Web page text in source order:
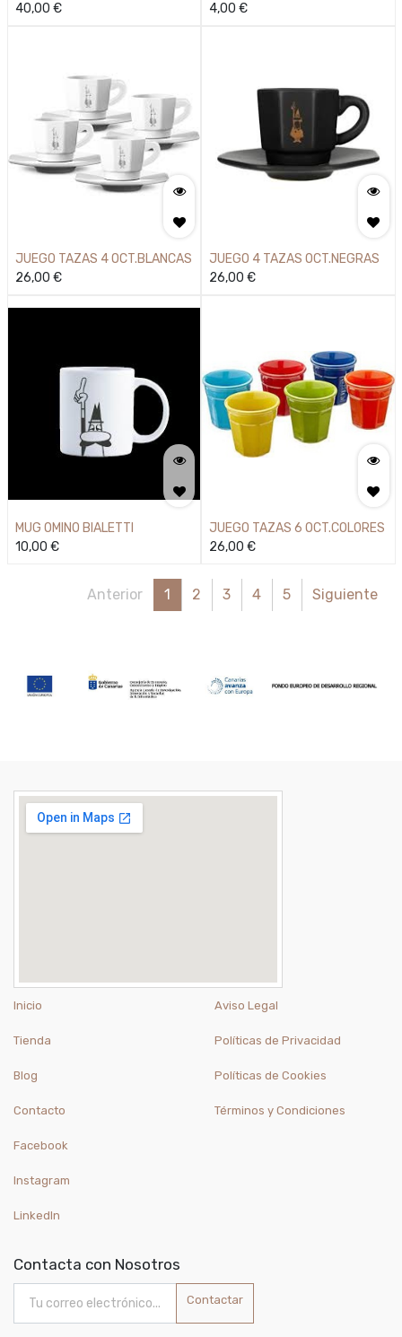
RAINBOW
40,00 €
4,00 €
JUEGO TAZAS 4 OCT.BLANCAS
26,00 €
JUEGO 4 TAZAS OCT.NEGRAS
26,00 €
MUG OMINO BIALETTI
10,00 €
JUEGO TAZAS 6 OCT.COLORES
26,00 €
Anterior 1 2 3 4 5 Siguiente
Inicio
Tienda
Blog
Contacto
Aviso Legal
Políticas de Privacidad
Políticas de Cookies
Términos y Condiciones
Facebook
Instagram
LinkedIn
Contacta con Nosotros
Contactar